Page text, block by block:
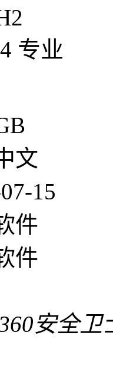
文
15
件
件
安全卫